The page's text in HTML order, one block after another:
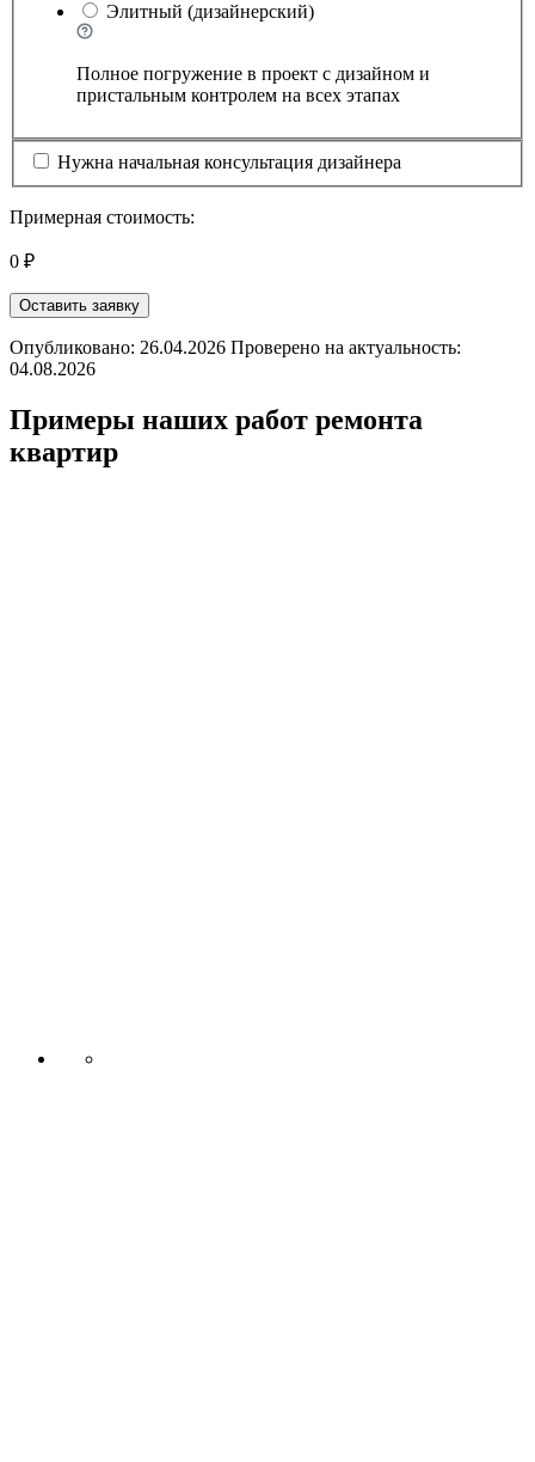
Элитный (дизайнерский)
Полное погружение в проект с дизайном и
пристальным контролем на всех этапах
Нужна начальная консультация дизайнера
Примерная стоимость:
0 ₽
Оставить заявку
Опубликовано: 26.04.2026 Проверено на актуальность:
04.08.2026
Примеры наших работ ремонта
квартир